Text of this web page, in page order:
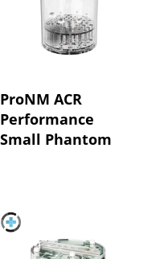
ProNM ACR
Performance
Small Phantom